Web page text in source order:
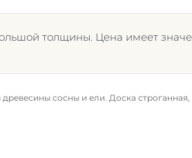
толщины. Цена имеет
сосны и ели. Доска строганная,